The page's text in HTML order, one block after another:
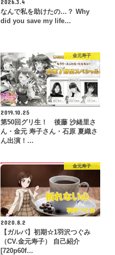
2026.3.4
なんで私を助けたの…？ Why
did you save my life…
金元寿子
2019.10.25
第50回グリ生！ 後藤 沙緒里さ
ん・金元 寿子さん・石原 夏織さ
ん出演！…
金元寿子
2020.8.2
【ガルパ】初期☆1羽沢つぐみ
（CV.金元寿子） 自己紹介
[720p60f…